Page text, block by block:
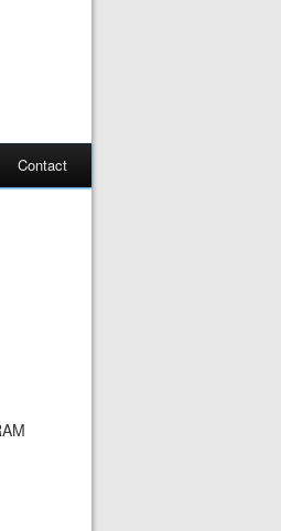
Contact